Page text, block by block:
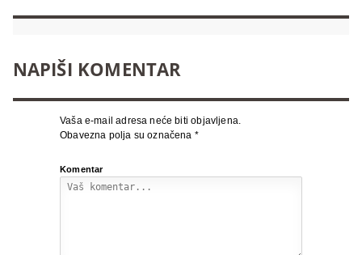
NAPIŠI KOMENTAR
Vaša e-mail adresa neće biti objavljena.
Obavezna polja su označena *
Komentar